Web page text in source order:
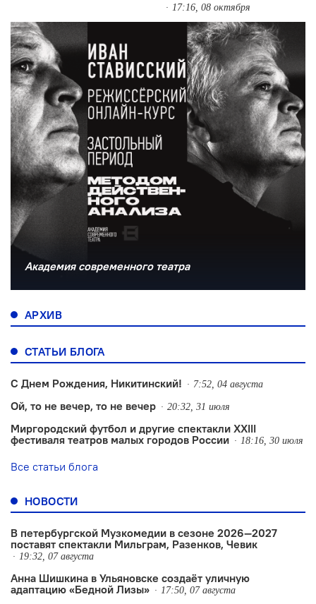
17:16, 08 октября
Академия современного театра
АРХИВ
СТАТЬИ БЛОГА
С Днем Рождения, Никитинский! 7:52, 04 августа
Ой, то не вечер, то не вечер 20:32, 31 июля
Миргородский футбол и другие спектакли XXIII
фестиваля театров малых городов России
18:16, 30 июля
Все статьи блога
НОВОСТИ
В петербургской Музкомедии в сезоне 2026—2027
поставят спектакли Мильграм, Разенков, Чевик
19:32, 07 августа
Анна Шишкина в Ульяновске создаëт уличную
адаптацию «Бедной Лизы»
17:50, 07 августа